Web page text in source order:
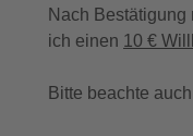
Nach
ich einen 10 €
Bitte beachte